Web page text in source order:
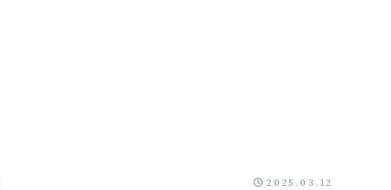
2025.03.12